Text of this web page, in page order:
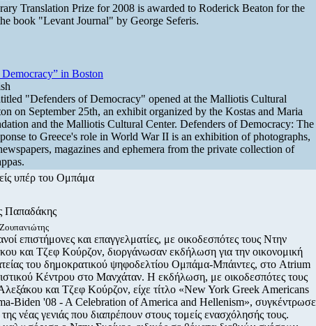
Translation Prize for 2008 is awarded to Roderick Beaton for the
book "Levant Journal" by George Seferis.
in Boston
"Defenders of Democracy" opened at the Malliotis Cultural
on September 25th, an exhibit organized by the Kostas and Maria
and the Malliotis Cultural Center. Defenders of Democracy: The
to Greece's role in World War II is an exhibition of photographs,
magazines and ephemera from the private collection of
υπέρ του Ομπάμα
Παπαδάκης
επιστήμονες και επαγγελματίες, με οικοδεσπότες τους Ντην
και Τζεφ Κούρζον, διοργάνωσαν εκδήλωση για την οικονομική
του δημοκρατικού ψηφοδελτίου Ομπάμα-Μπάιντες, στο Atrium
Κέντρου στο Μανχάταν. Η εκδήλωση, με οικοδεσπότες τους
και Τζεφ Κούρζον, είχε τίτλο «New York Greek Americans
Biden '08 - A Celebration of America and Hellenism», συγκέντρωσε
νέας γενιάς που διαπρέπουν στους τομείς ενασχόλησής τους.